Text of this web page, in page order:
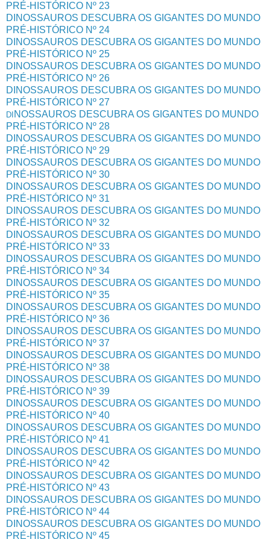
PRÉ-HISTÓRICO Nº 23
DINOSSAUROS DESCUBRA OS GIGANTES DO MUNDO
PRÉ-HISTÓRICO Nº 24
DINOSSAUROS DESCUBRA OS GIGANTES DO MUNDO
PRÉ-HISTÓRICO Nº 25
DINOSSAUROS DESCUBRA OS GIGANTES DO MUNDO
PRÉ-HISTÓRICO Nº 26
DINOSSAUROS DESCUBRA OS GIGANTES DO MUNDO
PRÉ-HISTÓRICO Nº 27
DI NOSSAUROS DESCUBRA OS GIGANTES DO MUNDO
PRÉ-HISTÓRICO Nº 28
DINOSSAUROS DESCUBRA OS GIGANTES DO MUNDO
PRÉ-HISTÓRICO Nº 29
DINOSSAUROS DESCUBRA OS GIGANTES DO MUNDO
PRÉ-HISTÓRICO Nº 30
DINOSSAUROS DESCUBRA OS GIGANTES DO MUNDO
PRÉ-HISTÓRICO Nº 31
DINOSSAUROS DESCUBRA OS GIGANTES DO MUNDO
PRÉ-HISTÓRICO Nº 32
DINOSSAUROS DESCUBRA OS GIGANTES DO MUNDO
PRÉ-HISTÓRICO Nº 33
DINOSSAUROS DESCUBRA OS GIGANTES DO MUNDO
PRÉ-HISTÓRICO Nº 34
DINOSSAUROS DESCUBRA OS GIGANTES DO MUNDO
PRÉ-HISTÓRICO Nº 35
DINOSSAUROS DESCUBRA OS GIGANTES DO MUNDO
PRÉ-HISTÓRICO Nº 36
DINOSSAUROS DESCUBRA OS GIGANTES DO MUNDO
PRÉ-HISTÓRICO Nº 37
DINOSSAUROS DESCUBRA OS GIGANTES DO MUNDO
PRÉ-HISTÓRICO Nº 38
DINOSSAUROS DESCUBRA OS GIGANTES DO MUNDO
PRÉ-HISTÓRICO Nº 39
DINOSSAUROS DESCUBRA OS GIGANTES DO MUNDO
PRÉ-HISTÓRICO Nº 40
DINOSSAUROS DESCUBRA OS GIGANTES DO MUNDO
PRÉ-HISTÓRICO Nº 41
DINOSSAUROS DESCUBRA OS GIGANTES DO MUNDO
PRÉ-HISTÓRICO Nº 42
DINOSSAUROS DESCUBRA OS GIGANTES DO MUNDO
PRÉ-HISTÓRICO Nº 43
DINOSSAUROS DESCUBRA OS GIGANTES DO MUNDO
PRÉ-HISTÓRICO Nº 44
DINOSSAUROS DESCUBRA OS GIGANTES DO MUNDO
PRÉ-HISTÓRICO Nº 45